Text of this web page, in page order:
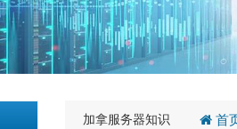
加拿服务器知识 首